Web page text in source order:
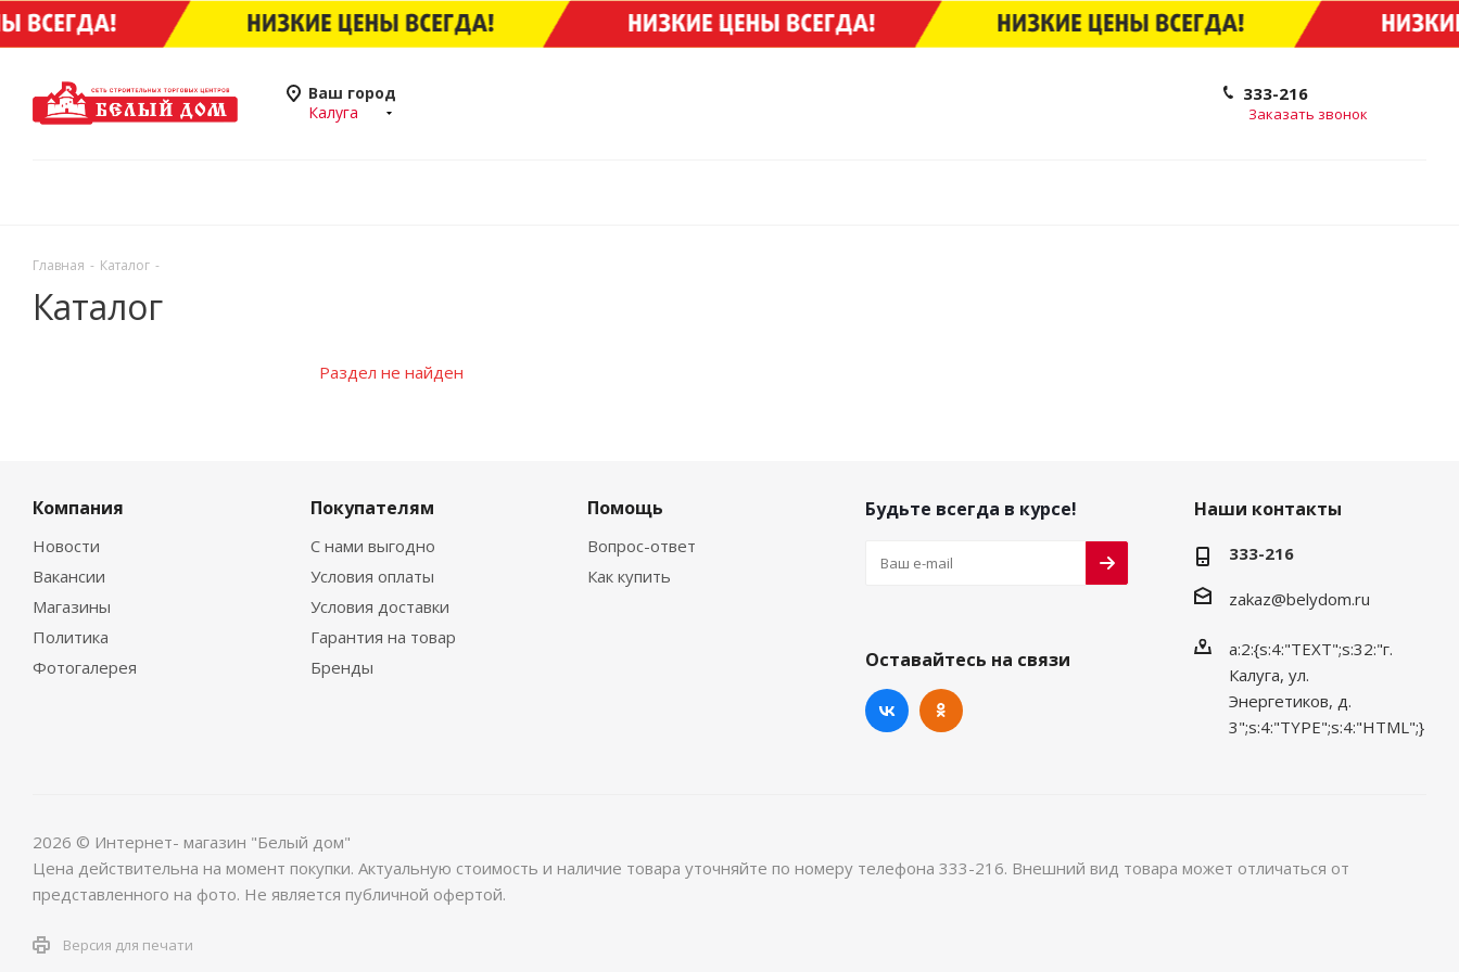
Ваш город
Калуга
333-216
Заказать звонок
Главная - Каталог -
Каталог
Раздел не найден
Компания
Новости
Вакансии
Магазины
Политика
Фотогалерея
Покупателям
С нами выгодно
Условия оплаты
Условия доставки
Гарантия на товар
Бренды
Помощь
Вопрос-ответ
Как купить
Будьте всегда в курсе!
Оставайтесь на связи
Наши контакты
333-216
zakaz@belydom.ru
a:2:{s:4:"TEXT";s:32:"г.
Калуга, ул.
Энергетиков, д.
3";s:4:"TYPE";s:4:"HTML";}
2026 © Интернет- магазин "Белый дом"
Цена действительна на момент покупки. Актуальную стоимость и наличие товара уточняйте по номеру телефона 333-216. Внешний вид товара может отличаться от
представленного на фото. Не является публичной офертой.
Версия для печати